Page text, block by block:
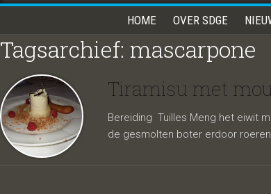
HOME OVER SDGE
Tagsarchief: mascarpone
Tiramisu met
Bereiding Tuilles Meng het eiwit
de gesmolten boter erdoor